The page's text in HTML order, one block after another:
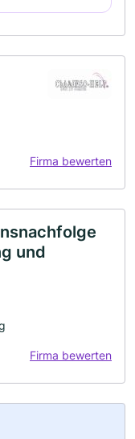
Firma bewerten
und
Firma bewerten